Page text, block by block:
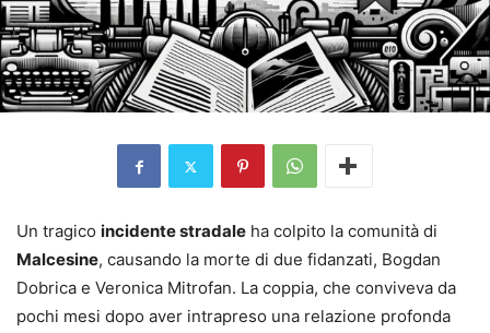
Un tragico incidente stradale ha colpito la comunità di
Malcesine, causando la morte di due fidanzati, Bogdan
Dobrica e Veronica Mitrofan. La coppia, che conviveva da
pochi mesi dopo aver intrapreso una relazione profonda